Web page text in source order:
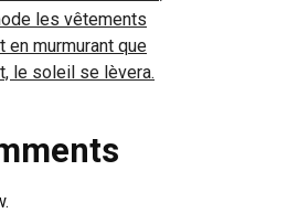
les vêtements
murmurant que
le soleil se lèvera.